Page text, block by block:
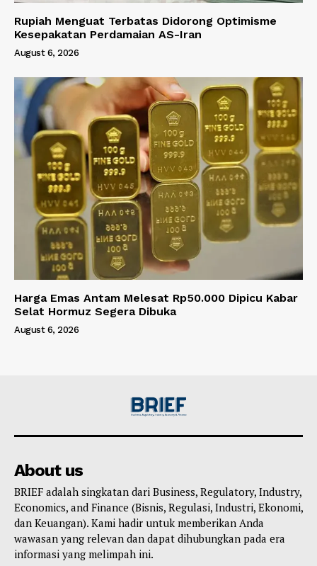
Rupiah Menguat Terbatas Didorong Optimisme
Kesepakatan Perdamaian AS-Iran
August 6, 2026
Harga Emas Antam Melesat Rp50.000 Dipicu Kabar
Selat Hormuz Segera Dibuka
August 6, 2026
About us
BRIEF adalah singkatan dari Business, Regulatory, Industry,
Economics, and Finance (Bisnis, Regulasi, Industri, Ekonomi,
dan Keuangan). Kami hadir untuk memberikan Anda
wawasan yang relevan dan dapat dihubungkan pada era
informasi yang melimpah ini.